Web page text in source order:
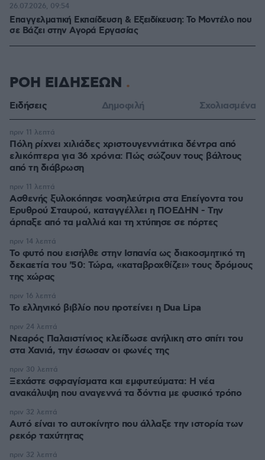
Επαγγελματική Εκπαίδευση & Εξειδίκευση: Το Mοντέλο που
σε Bάζει στην Aγορά Eργασίας
26.07.2026, 09:54
ΡΟΗ ΕΙΔΗΣΕΩΝ
Ειδήσεις Δημοφιλή Σχολιασμένα
Πόλη ρίχνει χιλιάδες χριστουγεννιάτικα δέντρα από
ελικόπτερα για 36 χρόνια: Πώς σώζουν τους βάλτους
από τη διάβρωση
πριν 11 λεπτά
Ασθενής ξυλοκόπησε νοσηλεύτρια στα Επείγοντα του
Ερυθρού Σταυρού, καταγγέλλει η ΠΟΕΔΗΝ - Την
άρπαξε από τα μαλλιά και τη χτύπησε σε πόρτες
πριν 11 λεπτά
Το φυτό που εισήλθε στην Ισπανία ως διακοσμητικό τη
δεκαετία του '50: Τώρα, «καταβροχθίζει» τους δρόμους
της χώρας
πριν 14 λεπτά
Το ελληνικό βιβλίο που προτείνει η Dua Lipa
πριν 16 λεπτά
Νεαρός Παλαιστίνιος κλείδωσε ανήλικη στο σπίτι του
στα Χανιά, την έσωσαν οι φωνές της
πριν 24 λεπτά
Ξεχάστε σφραγίσματα και εμφυτεύματα: Η νέα
ανακάλυψη που αναγεννά τα δόντια με φυσικό τρόπο
πριν 30 λεπτά
Αυτό είναι το αυτοκίνητο που άλλαξε την ιστορία των
ρεκόρ ταχύτητας
πριν 32 λεπτά
πριν 32 λεπτά